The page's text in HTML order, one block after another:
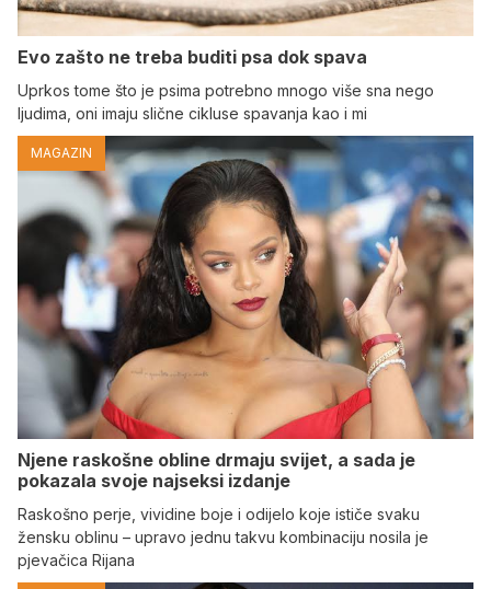
Evo zašto ne treba buditi psa dok spava
Uprkos tome što je psima potrebno mnogo više sna nego
ljudima, oni imaju slične cikluse spavanja kao i mi
MAGAZIN
Njene raskošne obline drmaju svijet, a sada je
pokazala svoje najseksi izdanje
Raskošno perje, vividine boje i odijelo koje ističe svaku
žensku oblinu – upravo jednu takvu kombinaciju nosila je
pjevačica Rijana